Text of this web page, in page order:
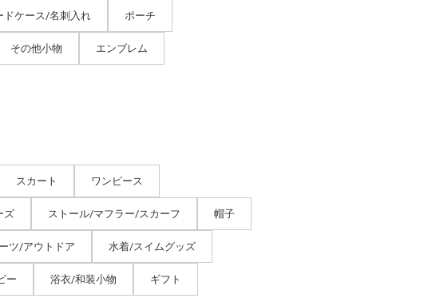
ドケース/名刺入れ ポーチ
その他小物 エンブレム
スカート ワンピース
ズ ストール/マフラー/スカーフ 帽子
ツ/アウトドア 水着/スイムグッズ
ー 浴衣/和装小物 ギフト